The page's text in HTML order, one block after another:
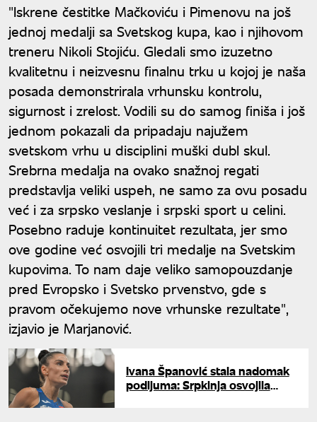
"Iskrene čestitke Mačkoviću i Pimenovu na još
jednoj medalji sa Svetskog kupa, kao i njihovom
treneru Nikoli Stojiću. Gledali smo izuzetno
kvalitetnu i neizvesnu finalnu trku u kojoj je naša
posada demonstrirala vrhunsku kontrolu,
sigurnost i zrelost. Vodili su do samog finiša i još
jednom pokazali da pripadaju najužem
svetskom vrhu u disciplini muški dubl skul.
Srebrna medalja na ovako snažnoj regati
predstavlja veliki uspeh, ne samo za ovu posadu
već i za srpsko veslanje i srpski sport u celini.
Posebno raduje kontinuitet rezultata, jer smo
ove godine već osvojili tri medalje na Svetskim
kupovima. To nam daje veliko samopouzdanje
pred Evropsko i Svetsko prvenstvo, gde s
pravom očekujemo nove vrhunske rezultate",
izjavio je Marjanović.
Ivana Španović stala nadomak
podijuma: Srpkinja osvojila